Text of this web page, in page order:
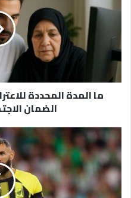
المحددة
في
الضمان
الاجتماعيما المدة المحددة
الضمان
من
إلى
بنزيما:
كم
أنت